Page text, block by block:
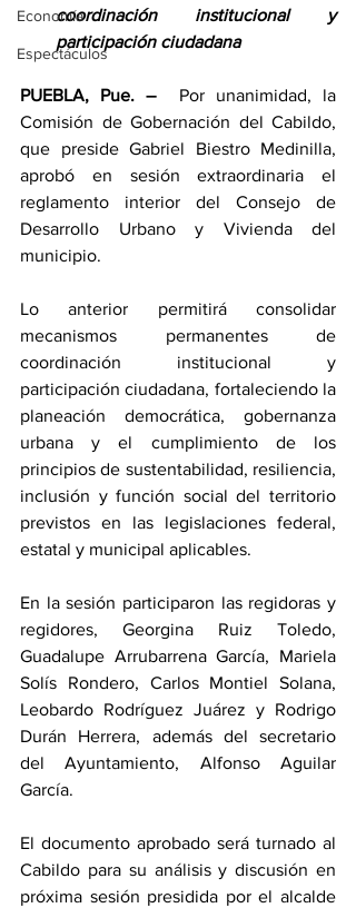
Economía
Espectáculos
coordinación institucional y
participación ciudadana
PUEBLA, Pue. –
Por unanimidad, la
Comisión de Gobernación del Cabildo,
que preside Gabriel Biestro Medinilla,
aprobó en sesión extraordinaria el
reglamento interior del Consejo de
Desarrollo Urbano y Vivienda del
municipio.
Lo anterior permitirá consolidar
mecanismos permanentes de
coordinación institucional y
participación ciudadana, fortaleciendo la
planeación democrática, gobernanza
urbana y el cumplimiento de los
principios de sustentabilidad, resiliencia,
inclusión y función social del territorio
previstos en las legislaciones federal,
estatal y municipal aplicables.
En la sesión participaron las regidoras y
regidores, Georgina Ruiz Toledo,
Guadalupe Arrubarrena García, Mariela
Solís Rondero, Carlos Montiel Solana,
Leobardo Rodríguez Juárez y Rodrigo
Durán Herrera, además del secretario
del Ayuntamiento, Alfonso Aguilar
García.
El documento aprobado será turnado al
Cabildo para su análisis y discusión en
próxima sesión presidida por el alcalde